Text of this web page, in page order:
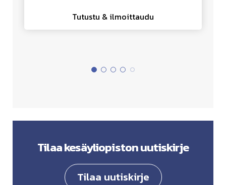
Tutustu & ilmoittaudu
Tilaa kesäyliopiston uutiskirje
Tilaa uutiskirje